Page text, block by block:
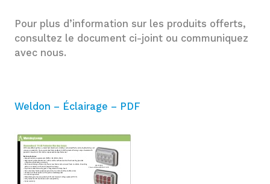
Pour plus d’information sur les produits offerts,
consultez le document ci-joint ou communiquez
avec nous.
Weldon – Éclairage – PDF